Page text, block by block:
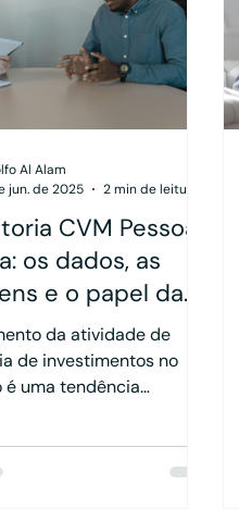
CVM Pessoa
os dados, as
e o papel da
societária
da atividade de
de investimentos no
é uma tendência
como Pessoa Jurídica
Al Alam
jun. de 2025
2 min de leitura